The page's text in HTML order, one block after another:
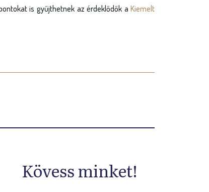
is gyűjthetnek az érdeklődők a Kiemelt
Kövess minket!